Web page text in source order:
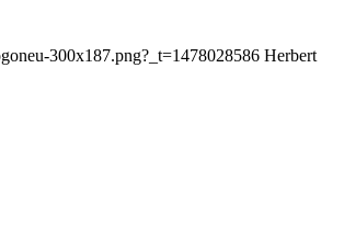
300x187.png?_t=1478028586 Herbert